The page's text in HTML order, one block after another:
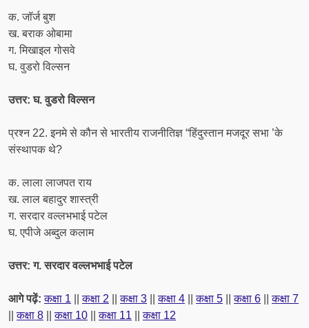
क. जॉर्ज बुश
ख. बराक ओबामा
ग. मिखाइल गोसवे
घ. वुडरो विल्सन
उत्तर: घ. वुडरो विल्सन
प्रश्न 22. इनमे से कौन से भारतीय राजनीतिज्ञ “हिंदुस्तान मजदूर सभा ’के
संस्थापक थे?
क. लाला लाजपत राय
ख. लाल बहादुर शास्त्री
ग. सरदार वल्लभभाई पटेल
घ. एपीजे अब्दुल कलाम
उत्तर: ग. सरदार वल्लभभाई पटेल
आगे पढ़ें:कक्षा 1 ||कक्षा 2 ||कक्षा 3 ||कक्षा 4 ||कक्षा 5 ||कक्षा 6 ||कक्षा 7
||कक्षा 8 ||कक्षा 10 ||कक्षा 11 ||कक्षा 12